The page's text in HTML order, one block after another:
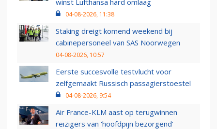
04-08-2026, 11:38
Staking dreigt komend weekend bij
cabinepersoneel van SAS Noorwegen
04-08-2026, 10:57
Eerste succesvolle testvlucht voor
zelfgemaakt Russisch passagierstoestel
04-08-2026, 9:54
Air France-KLM aast op terugwinnen
reizigers van ‘hoofdpijn bezorgend’